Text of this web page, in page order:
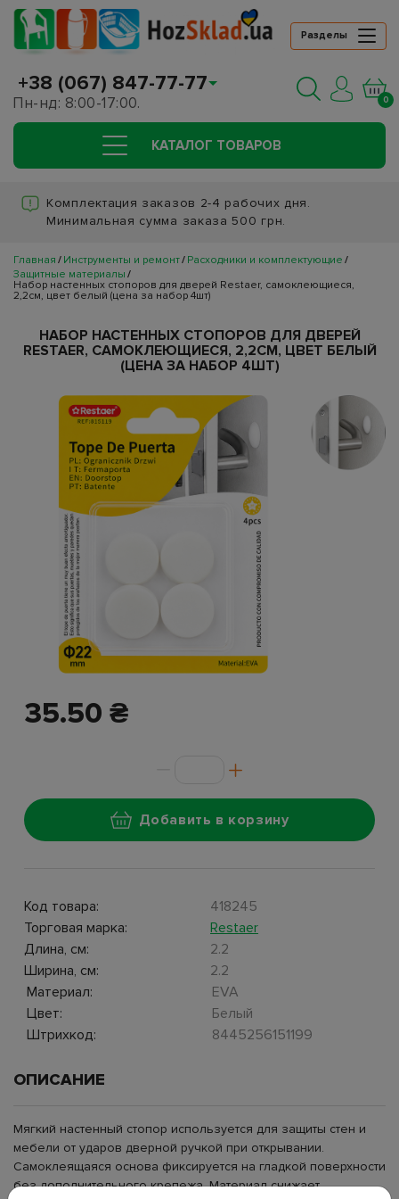
Разделы
+38 (067) 847-77-77
Пн-нд: 8:00-17:00. 0
КАТАЛОГ ТОВАРОВ
Комплектация заказов 2-4 рабочих дня.
Минимальная сумма заказа 500 грн.
Главная Инструменты и ремонт Расходники и комплектующие
Защитные материалы
Набор настенных стопоров для дверей Restaer, самоклеющиеся,
2,2см, цвет белый (цена за набор 4шт)
НАБОР НАСТЕННЫХ СТОПОРОВ ДЛЯ ДВЕРЕЙ
RESTAER, САМОКЛЕЮЩИЕСЯ, 2,2СМ, ЦВЕТ БЕЛЫЙ
(ЦЕНА ЗА НАБОР 4ШТ)
35.50 ₴
Добавить в корзину
Код товара:
418245
Торговая марка:
Restaer
Длина, см:
2.2
Ширина, см:
2.2
Материал:
EVA
Цвет:
Белый
Штрихкод:
8445256151199
ОПИСАНИЕ
Мягкий настенный стопор используется для защиты стен и
мебели от ударов дверной ручкой при открывании.
Самоклеящаяся основа фиксируется на гладкой поверхности
без дополнительного крепежа. Материал снижает